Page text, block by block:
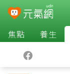
焦點 養生